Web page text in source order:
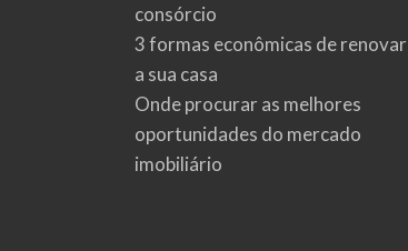
consórcio
3 formas econômicas de renovar
a sua casa
Onde procurar as melhores
oportunidades do mercado
imobiliário